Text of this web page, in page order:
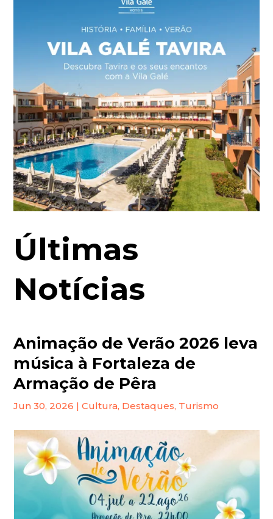
Últimas
Notícias
Animação de Verão 2026 leva
música à Fortaleza de
Armação de Pêra
Jun 30, 2026 |Cultura, Destaques, Turismo